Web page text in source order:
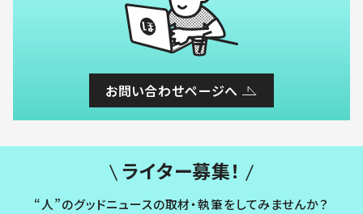
お問い合わせページへ
ライター募集！
“人”のグッドニュースの取材・執筆をしてみませんか？